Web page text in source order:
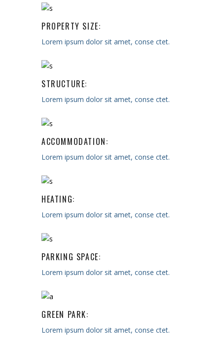
PROPERTY SIZE:
Lorem ipsum dolor sit amet, conse ctet.
STRUCTURE:
Lorem ipsum dolor sit amet, conse ctet.
ACCOMMODATION:
Lorem ipsum dolor sit amet, conse ctet.
HEATING:
Lorem ipsum dolor sit amet, conse ctet.
PARKING SPACE:
Lorem ipsum dolor sit amet, conse ctet.
GREEN PARK:
Lorem ipsum dolor sit amet, conse ctet.